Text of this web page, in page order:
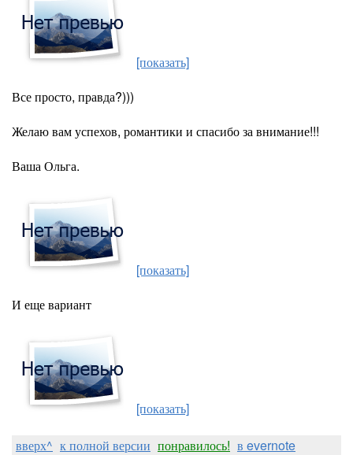
[показать]
Все просто, правда?)))
Желаю вам успехов, романтики и спасибо за внимание!!!
Ваша Ольга.
[показать]
И еще вариант
[показать]
вверх^ к полной версии понравилось! в evernote